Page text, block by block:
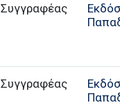
Συγγραφέας
Συγγραφέας